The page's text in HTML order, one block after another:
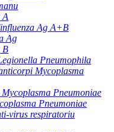
A
Ag A+B
Ag
B
Pneumophila
Mycoplasma
Pneumoniae
Pneumoniae
virus respiratoriu